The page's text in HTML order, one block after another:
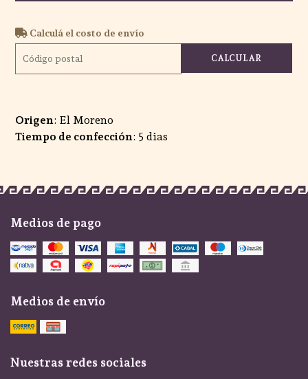
Calculá el costo de envío
CALCULAR
Origen: El Moreno
Tiempo de confección: 5 dias
Medios de pago
Medios de envío
Nuestras redes sociales